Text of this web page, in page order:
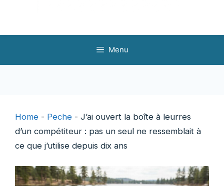
Menu
Home - Peche - J’ai ouvert la boîte à leurres
d’un compétiteur : pas un seul ne ressemblait à
ce que j’utilise depuis dix ans